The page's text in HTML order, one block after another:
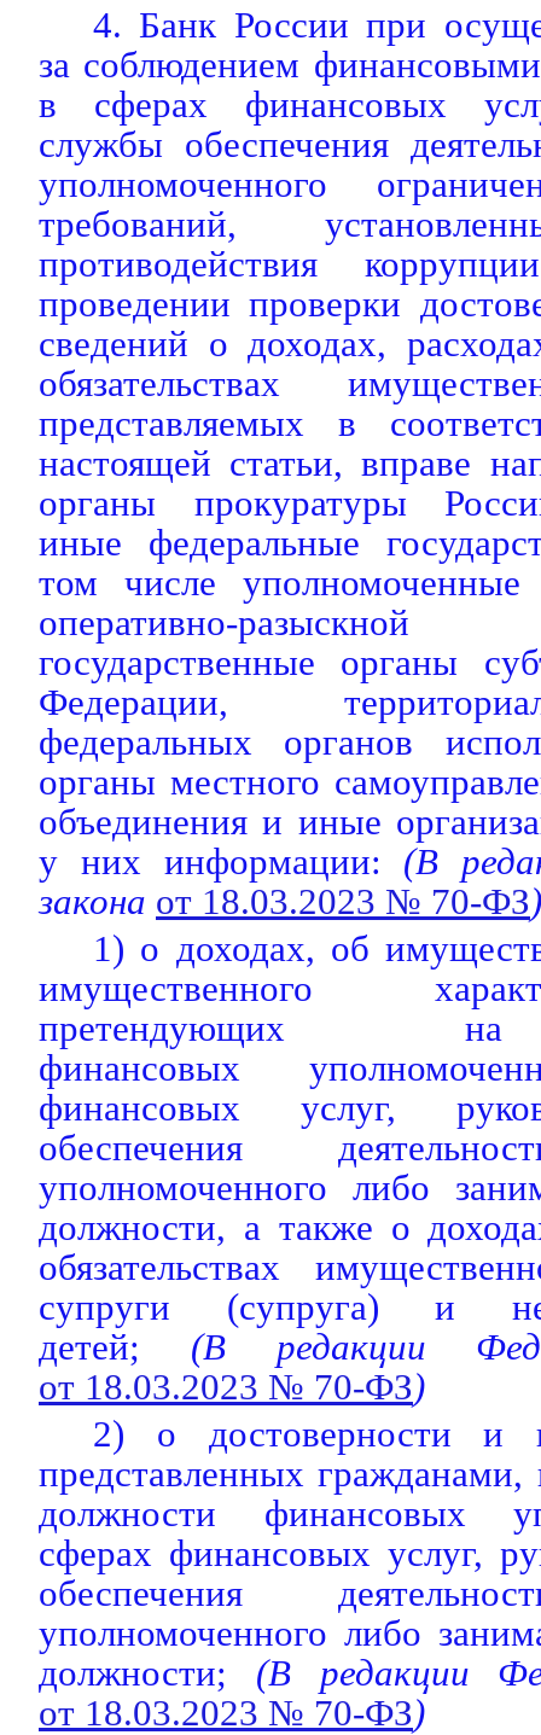
4. Банк России при
за соблюдением
в сферах финансовых
службы обеспечения
уполномоченного
требований,
противодействия
проведении проверки
сведений о доходах,
обязательствах
представляемых в
настоящей статьи, вправе
органы прокуратуры
иные федеральные
том числе уполномоченные
оперативно-
государственные органы
Федерации,
федеральных органов
органы местного
объединения и иные
у них информации: (В
закона от 18.03.2023 № 70-ФЗ)
1) о доходах, об
имущественного
претендующих
финансовых
финансовых услуг,
обеспечения
уполномоченного либо
должности, а также о
обязательствах
супруги (супруга) и
детей; (В редакции
от 18.03.2023 № 70-ФЗ)
2) о достоверности и
представленных
должности финансовых
сферах финансовых услуг,
обеспечения
уполномоченного либо
должности; (В редакции
от 18.03.2023 № 70-ФЗ)